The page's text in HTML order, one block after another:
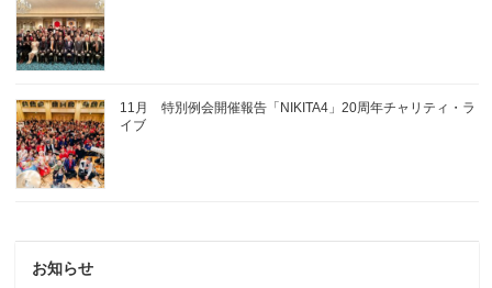
11月 特別例会開催報告「NIKITA4」20周年チャリティ・ラ
イブ
お知らせ